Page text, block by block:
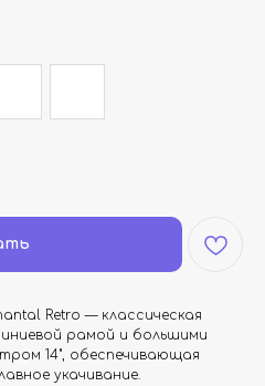
Retro — классическая
рамой и большими
14", обеспечивающая
укачивание.